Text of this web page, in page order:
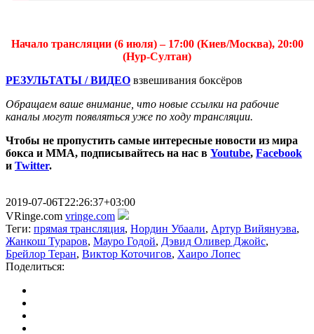
Начало трансляции (6 июля) – 17:00 (Киев/Москва), 20:00
(Нур-Султан)
РЕЗУЛЬТАТЫ / ВИДЕО взвешивания боксёров
Обращаем ваше внимание, что новые ссылки на рабочие
каналы могут появляться уже по ходу трансляции.
Чтобы не пропустить самые интересные новости из мира
бокса и ММА, подписывайтесь на нас в Youtube, Facebook
и Twitter.
2019-07-06T22:26:37+03:00
VRinge.com vringe.com
Теги: прямая трансляция, Нордин Убаали, Артур Вийянуэва,
Жанкош Тураров, Мауро Годой, Дэвид Оливер Джойс,
Брейлор Теран, Виктор Коточигов, Хаиро Лопес
Поделиться: